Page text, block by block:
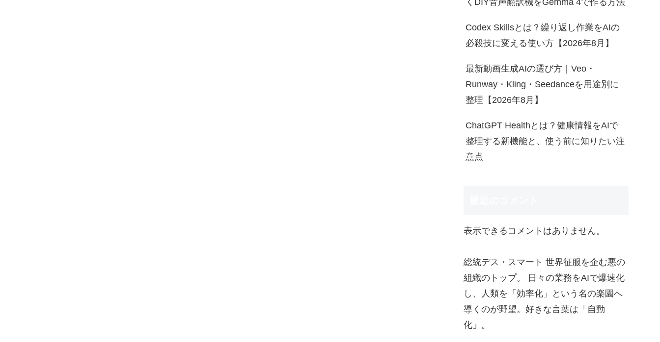
くDIY音声翻訳機をGemma 4で作る方法
Codex Skillsとは？繰り返し作業をAIの
必殺技に変える使い方【2026年8月】
最新動画生成AIの選び方｜Veo・
Runway・Kling・Seedanceを用途別に
整理【2026年8月】
ChatGPT Healthとは？健康情報をAIで
整理する新機能と、使う前に知りたい注
意点
表示できるコメントはありません。
総統デス・スマート 世界征服を企む悪の
組織のトップ。 日々の業務をAIで爆速化
し、人類を「効率化」という名の楽園へ
導くのが野望。好きな言葉は「自動
化」。